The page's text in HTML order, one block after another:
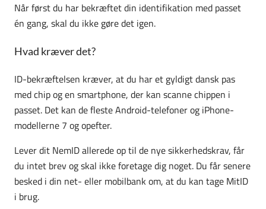
Når først du har bekræftet din identifikation med passet
én gang, skal du ikke gøre det igen.
Hvad kræver det?
ID-bekræftelsen kræver, at du har et gyldigt dansk pas
med chip og en smartphone, der kan scanne chippen i
passet. Det kan de fleste Android-telefoner og iPhone-
modellerne 7 og opefter.
Lever dit NemID allerede op til de nye sikkerhedskrav, får
du intet brev og skal ikke foretage dig noget. Du får senere
besked i din net- eller mobilbank om, at du kan tage MitID
i brug.